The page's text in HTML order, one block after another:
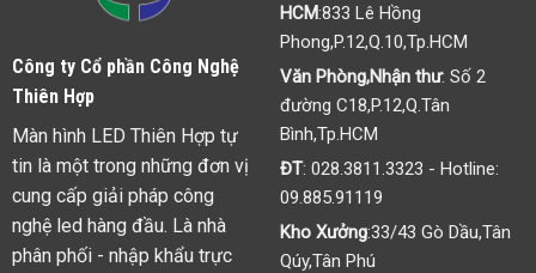
Công ty Cổ phần Công Nghệ
Thiên Hợp
Màn hình LED Thiên Hợp tự
tin là một trong những đơn vị
cung cấp giải pháp công
nghệ led hàng đầu. Là nhà
phân phối - nhập khẩu trực
HCM:833 Lê Hồng
Phong,P.12,Q.10,Tp.HCM
Văn Phòng,Nhận thư: Số 2
đường C18,P.12,Q.Tân
Bình,Tp.HCM
ĐT: 028.3811.3323 - Hotline:
09.885.91119
Kho Xưởng:33/43 Gò Dầu,Tân
Qúy,Tân Phú